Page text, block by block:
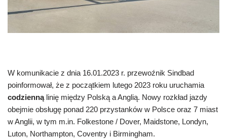
W komunikacie z dnia 16.01.2023 r. przewoźnik Sindbad
poinformował, że z początkiem lutego 2023 roku uruchamia
codziennąlinię między Polską a Anglią. Nowy rozkład jazdy
obejmie obsługę ponad 220 przystanków w Polsce oraz 7 miast
w Anglii, w tym m.in. Folkestone / Dover, Maidstone, Londyn,
Luton, Northampton, Coventry i Birmingham.